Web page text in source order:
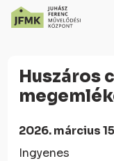
Content
navigációhoz
Huszáros családi nap és
2026. március
Ingyenes